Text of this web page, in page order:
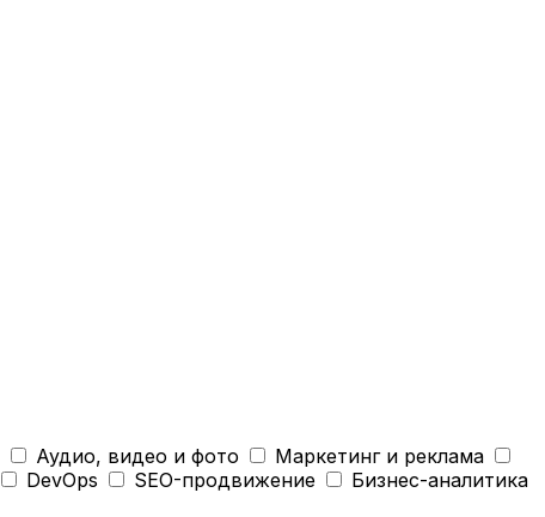
Аудио, видео и фото
Маркетинг и реклама
DevOps SEO-продвижение
Бизнес-аналитика